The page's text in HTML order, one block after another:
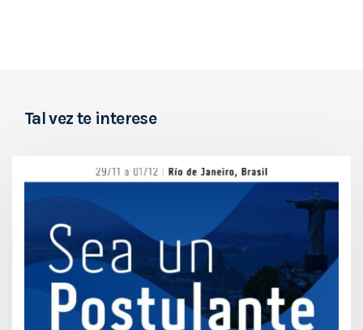
Tal vez te interese